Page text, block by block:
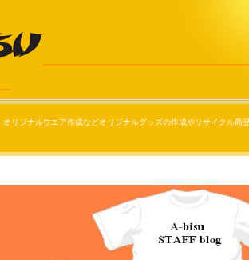
リジナルウエア作成などオリジナルグッズの作成やリサイクル商